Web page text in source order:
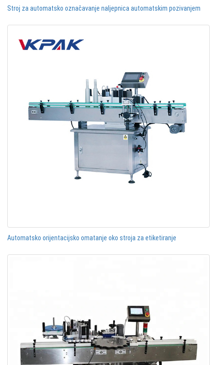
Stroj za automatsko označavanje naljepnica automatskim pozivanjem
Automatsko orijentacijsko omatanje oko stroja za etiketiranje